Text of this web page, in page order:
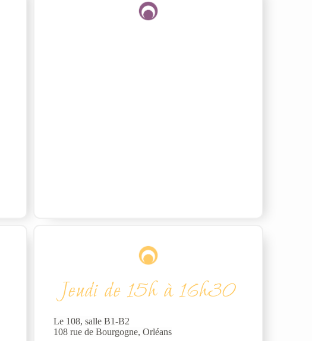
Jeudi de 15h à 16h30
Le 108, salle B1-B2
108 rue de Bourgogne, Orléans